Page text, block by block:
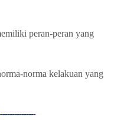
peran-peran yang
norma kelakuan yang